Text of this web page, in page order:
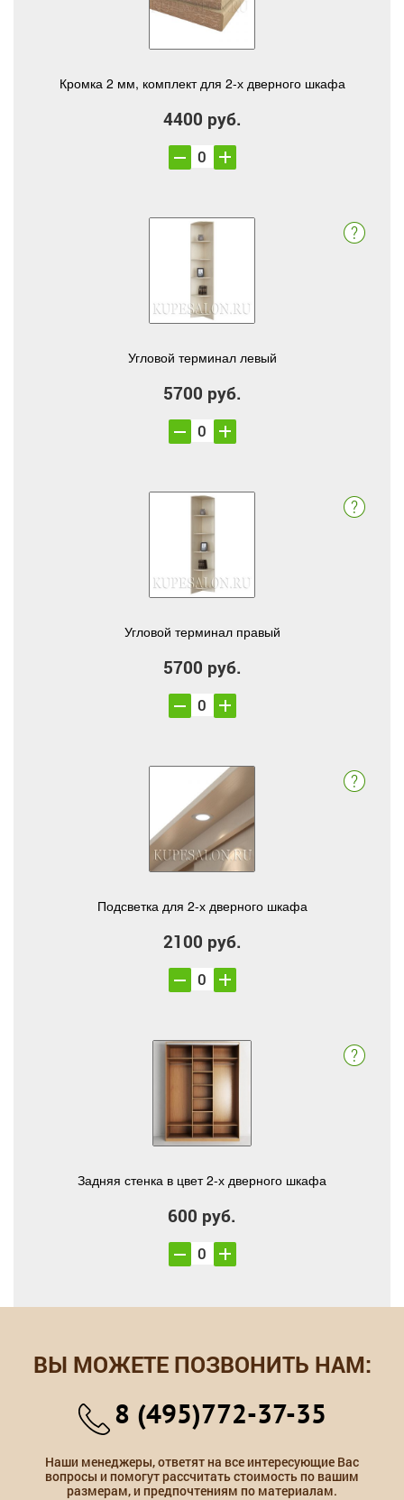
Кромка 2 мм, комплект для 2-х дверного шкафа
4400 руб.
Угловой терминал левый
5700 руб.
Угловой терминал правый
5700 руб.
Подсветка для 2-х дверного шкафа
2100 руб.
Задняя стенка в цвет 2-х дверного шкафа
600 руб.
ВЫ МОЖЕТЕ ПОЗВОНИТЬ НАМ:
8 (495)772-37-35
Наши менеджеры, ответят на все интересующие Вас
вопросы и помогут рассчитать стоимость по вашим
размерам, и предпочтениям по материалам.